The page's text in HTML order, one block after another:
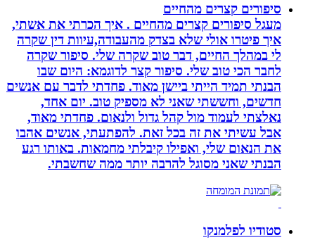
סיפורים קצרים מהחיים
מעגל סיפורים קצרים מהחיים . איך הכרתי את אשתי,
איך פיטרו אולי שלא בצדק מהעבודה,עיוות דין שקרה
לי במהלך החיים, דבר טוב שקרה שלי. סיפור שקרה
לחבר הכי טוב שלי. סיפור קצר לדוגמא: היום שבו
הבנתי תמיד הייתי ביישן מאוד. פחדתי לדבר עם אנשים
חדשים, וחששתי שאני לא מספיק טוב. יום אחד,
נאלצתי לעמוד מול קהל גדול ולנאום. פחדתי מאוד,
אבל עשיתי את זה בכל זאת. להפתעתי, אנשים אהבו
את הנאום שלי, ואפילו קיבלתי מחמאות. באותו רגע
הבנתי שאני מסוגל להרבה יותר ממה שחשבתי.
סטודיו לפלמנקו